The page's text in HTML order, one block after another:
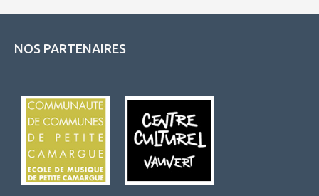
NOS PARTENAIRES